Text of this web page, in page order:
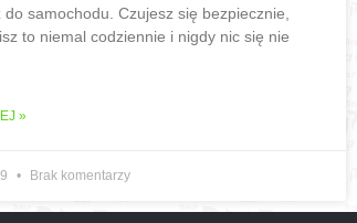
do samochodu. Czujesz się bezpiecznie,
to niemal codziennie i nigdy nic się nie
»
Brak komentarzy